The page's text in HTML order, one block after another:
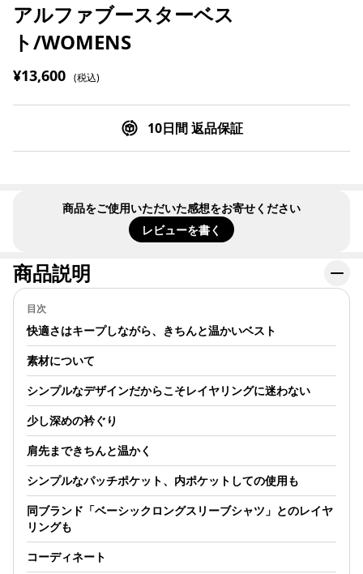
アルファブースターベス
ト/WOMENS
¥13,600 (税込)
10日間 返品保証
商品をご使用いただいた感想をお寄せください
レビューを書く
商品説明
目次
快適さはキープしながら、きちんと温かいベスト
素材について
シンプルなデザインだからこそレイヤリングに迷わない
少し深めの衿ぐり
肩先まできちんと温かく
シンプルなパッチポケット、内ポケットしての使用も
同ブランド「ベーシックロングスリーブシャツ」とのレイヤ
リングも
コーディネート